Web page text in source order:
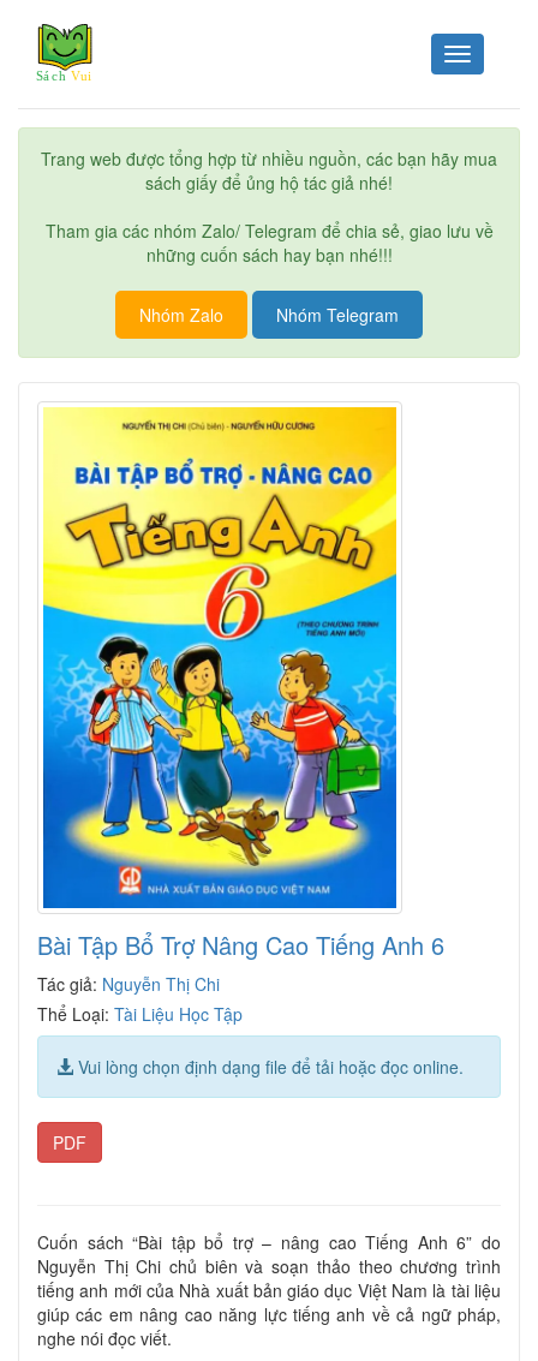
Toggle
navigation
Trang web được tổng hợp từ nhiều nguồn, các bạn hãy mua
sách giấy để ủng hộ tác giả nhé!
Tham gia các nhóm Zalo/ Telegram để chia sẻ, giao lưu về
những cuốn sách hay bạn nhé!!!
Nhóm Zalo Nhóm Telegram
Bài Tập Bổ Trợ Nâng Cao Tiếng Anh 6
Tác giả: Nguyễn Thị Chi
Thể Loại: Tài Liệu Học Tập
Vui lòng chọn định dạng file để tải hoặc đọc online.
PDF
Cuốn sách “Bài tập bổ trợ – nâng cao Tiếng Anh 6” do
Nguyễn Thị Chi chủ biên và soạn thảo theo chương trình
tiếng anh mới của Nhà xuất bản giáo dục Việt Nam là tài liệu
giúp các em nâng cao năng lực tiếng anh về cả ngữ pháp,
nghe nói đọc viết.